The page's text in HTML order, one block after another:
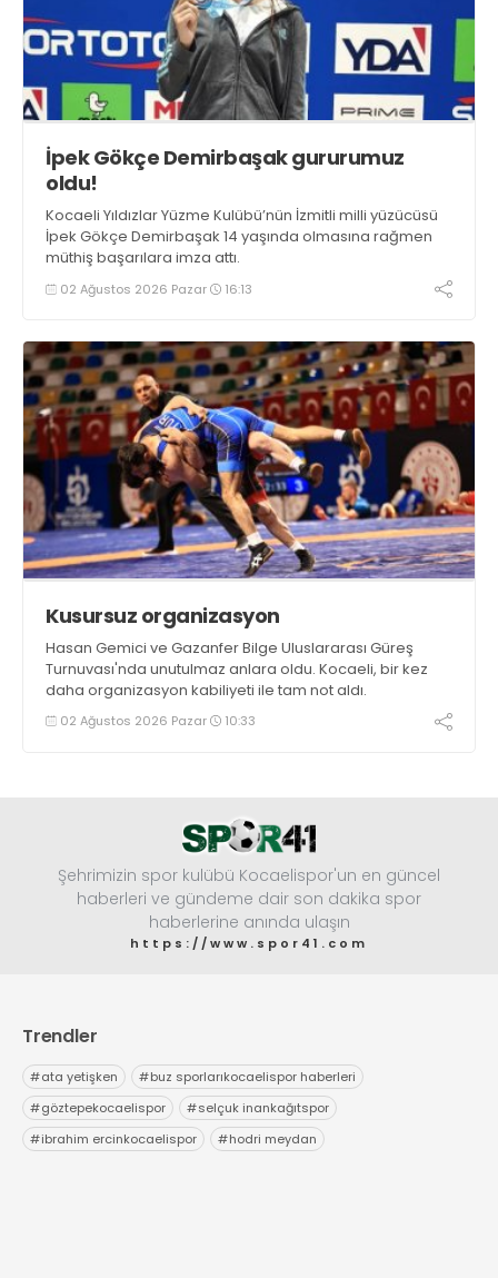
İpek Gökçe Demirbaşak gururumuz
oldu!
Kocaeli Yıldızlar Yüzme Kulübü’nün İzmitli milli yüzücüsü
İpek Gökçe Demirbaşak 14 yaşında olmasına rağmen
müthiş başarılara imza attı.
02 Ağustos 2026 Pazar 16:13
Kusursuz organizasyon
Hasan Gemici ve Gazanfer Bilge Uluslararası Güreş
Turnuvası'nda unutulmaz anlara oldu. Kocaeli, bir kez
daha organizasyon kabiliyeti ile tam not aldı.
02 Ağustos 2026 Pazar 10:33
Şehrimizin spor kulübü Kocaelispor'un en güncel
haberleri ve gündeme dair son dakika spor
haberlerine anında ulaşın
https://www.spor41.com
Trendler
#ata yetişken #buz sporlarıkocaelispor haberleri
#göztepekocaelispor #selçuk inankağıtspor
#ibrahim ercinkocaelispor #hodri meydan